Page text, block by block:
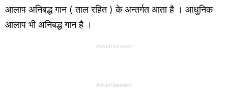
आलाप अनिबद्ध गान ( ताल रहित ) के अन्तर्गत आता है । आधुनिक
आलाप भी अनिबद्ध गान है ।
Advertisement
Advertisement